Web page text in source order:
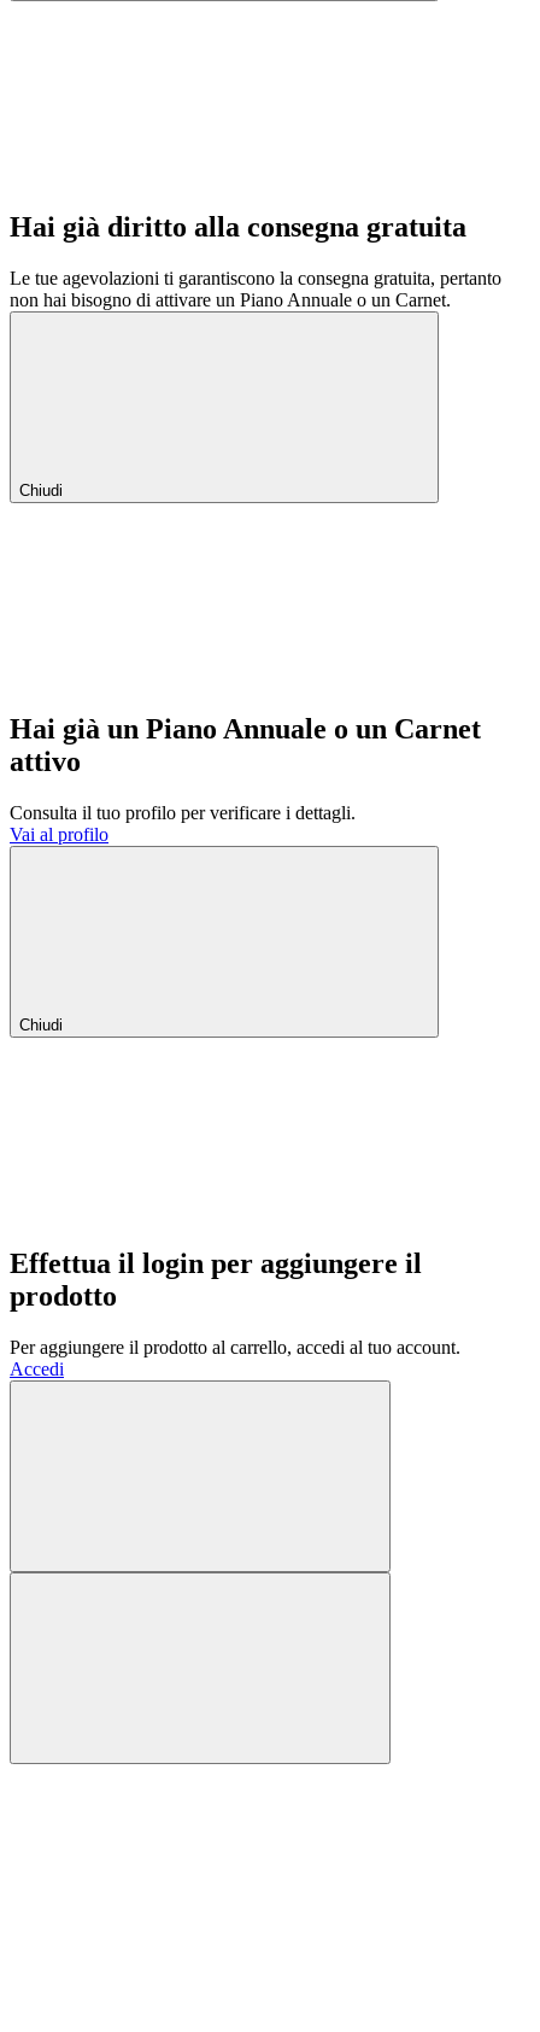
Hai già diritto alla consegna gratuita
Le tue agevolazioni ti garantiscono la consegna gratuita, pertanto
non hai bisogno di attivare un Piano Annuale o un Carnet.
Chiudi
Hai già un Piano Annuale o un Carnet
attivo
Consulta il tuo profilo per verificare i dettagli.
Vai al profilo
Chiudi
Effettua il login per aggiungere il
prodotto
Per aggiungere il prodotto al carrello, accedi al tuo account.
Accedi